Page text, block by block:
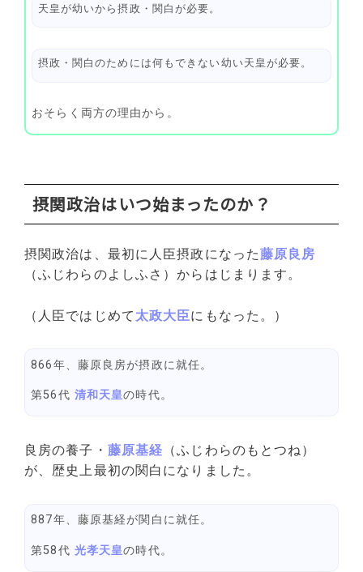
天皇が幼いから摂政・関白が必要。
摂政・関白のためには何もできない幼い天皇が必要。
おそらく両方の理由から。
摂関政治はいつ始まったのか？
摂関政治は、最初に人臣摂政になった藤原良房
（ふじわらのよしふさ）からはじまります。
（人臣ではじめて 太政大臣にもなった。）
866年、藤原良房が摂政に就任。
第56代 清和天皇の時代。
良房の養子・ 藤原基経 （ふじわらのもとつね）
が、歴史上最初の関白になりました。
887年、藤原基経が関白に就任。
第58代 光孝天皇の時代。